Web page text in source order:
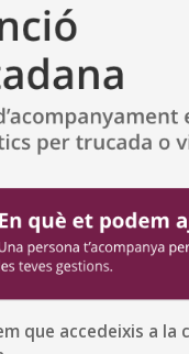
que accedeixis a